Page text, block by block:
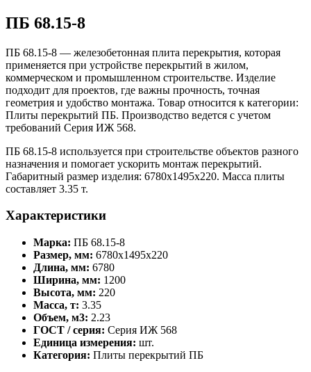
ПБ 68.15-8
ПБ 68.15-8 — железобетонная плита перекрытия, которая
применяется при устройстве перекрытий в жилом,
коммерческом и промышленном строительстве. Изделие
подходит для проектов, где важны прочность, точная
геометрия и удобство монтажа. Товар относится к категории:
Плиты перекрытий ПБ. Производство ведется с учетом
требований Серия ИЖ 568.
ПБ 68.15-8 используется при строительстве объектов разного
назначения и помогает ускорить монтаж перекрытий.
Габаритный размер изделия: 6780x1495x220. Масса плиты
составляет 3.35 т.
Характеристики
Марка: ПБ 68.15-8
Размер, мм: 6780x1495x220
Длина, мм: 6780
Ширина, мм: 1200
Высота, мм: 220
Масса, т: 3.35
Объем, м3: 2.23
ГОСТ / серия: Серия ИЖ 568
Единица измерения: шт.
Категория: Плиты перекрытий ПБ